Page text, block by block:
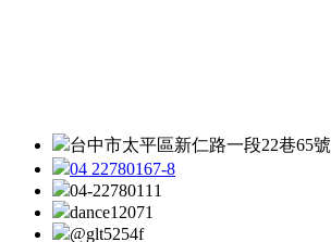
台中市太平區新仁路一段22巷65號
04 22780167-8
04-22780111
dance12071
@glt5254f